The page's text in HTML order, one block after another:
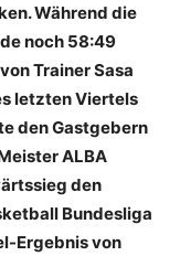
Während die
noch 58:49
Trainer Sasa
letzten Viertels
den Gastgebern
ALBA
den
Bundesliga
Ergebnis von